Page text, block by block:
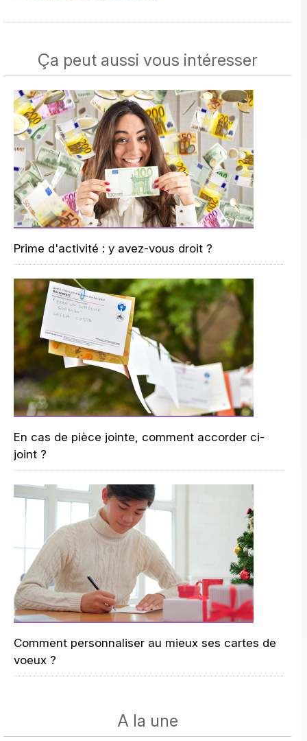
Ça peut aussi vous intéresser
Prime d'activité : y avez-vous droit ?
En cas de pièce jointe, comment accorder ci-
joint ?
Comment personnaliser au mieux ses cartes de
voeux ?
A la une